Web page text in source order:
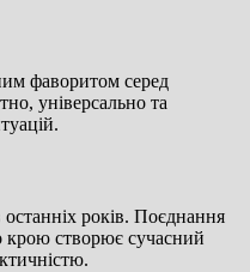
фаворитом серед
універсально та
років. Поєднання
крою створює сучасний